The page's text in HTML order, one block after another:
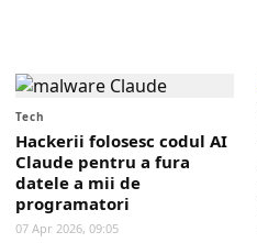
Tech
Hackerii folosesc codul AI
Claude pentru a fura
datele a mii de
programatori
07 Apr 2026, 09:05